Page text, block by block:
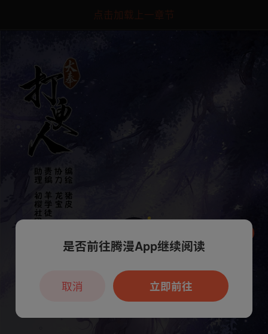
点击加载上一章节
本章节仅支持App阅读，可打开App新用
户7天免费看
是否前往腾漫App继续阅读
立即前往
取消